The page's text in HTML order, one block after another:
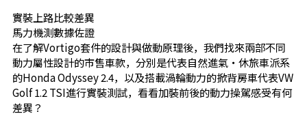
實裝上路比較差異
馬力機測數據佐證
在了解Vortigo套件的設計與做動原理後，我們找來兩部不同
動力屬性設計的市售車款，分別是代表自然進氣‧休旅車派系
的Honda Odyssey 2.4，以及搭載渦輪動力的掀背房車代表VW
Golf 1.2 TSI進行實裝測試，看看加裝前後的動力操駕感受有何
差異？